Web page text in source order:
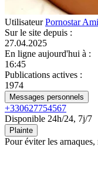
UtilisateurPornostar
Sur le site depuis :
27.04.2025
En ligne aujourd'hui à :
16:45
Publications actives :
1974
Messages personnels
+330627754567
Disponible 24h/24, 7j/7
Plainte
Pour éviter les